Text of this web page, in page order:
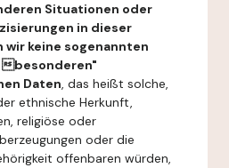
Situationen oder
in dieser
wir keine sogenannten
besonderen"
Daten, das heißt solche,
ethnische Herkunft,
religiöse oder
oder die
offenbaren würden,